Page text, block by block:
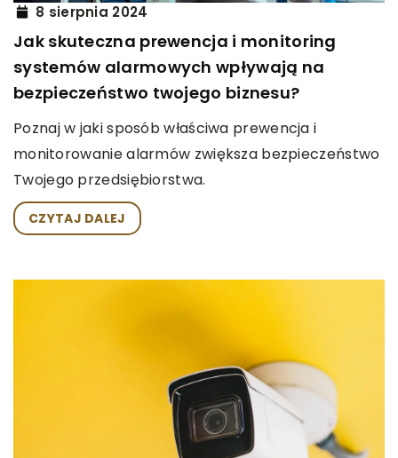
8 sierpnia 2024
Jak skuteczna prewencja i monitoring
systemów alarmowych wpływają na
bezpieczeństwo twojego biznesu?
Poznaj w jaki sposób właściwa prewencja i
monitorowanie alarmów zwiększa bezpieczeństwo
Twojego przedsiębiorstwa.
CZYTAJ DALEJ